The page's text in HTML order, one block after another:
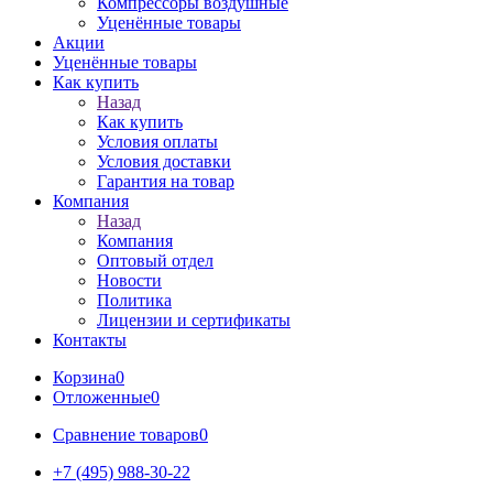
Уценённые товары
Акции
Уценённые товары
Как купить
Назад
Как купить
Условия оплаты
Условия доставки
Гарантия на товар
Компания
Назад
Компания
Оптовый отдел
Новости
Политика
Лицензии и сертификаты
Контакты
Корзина0
Отложенные0
Сравнение товаров0
+7 (495) 988-30-22